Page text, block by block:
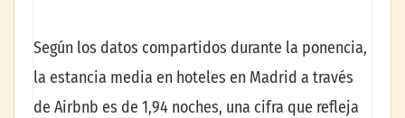
Según los datos compartidos durante la ponencia,
la estancia media en hoteles en Madrid a través
de Airbnb es de 1,94 noches, una cifra que refleja